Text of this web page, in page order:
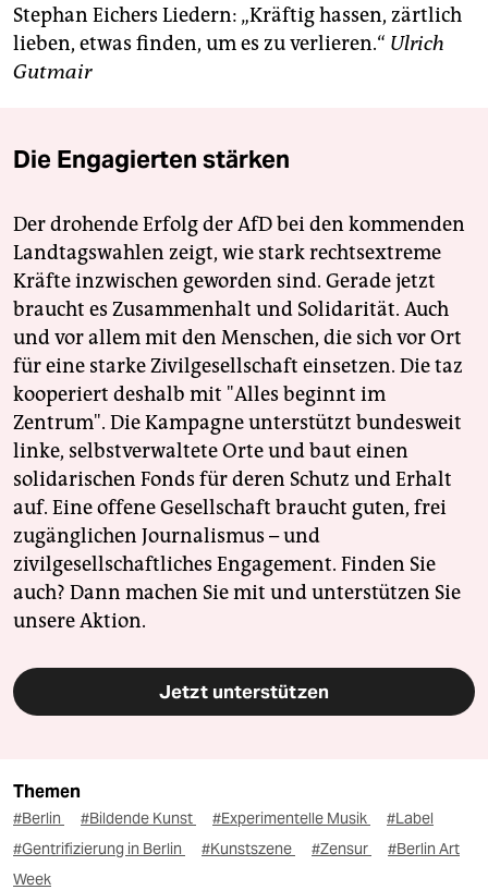
Stephan Eichers Liedern: „Kräftig hassen, zärtlich
lieben, etwas finden, um es zu verlieren.“ Ulrich
Gutmair
Die Engagierten stärken
Der drohende Erfolg der AfD bei den kommenden
Landtagswahlen zeigt, wie stark rechtsextreme
Kräfte inzwischen geworden sind. Gerade jetzt
braucht es Zusammenhalt und Solidarität. Auch
und vor allem mit den Menschen, die sich vor Ort
für eine starke Zivilgesellschaft einsetzen. Die taz
kooperiert deshalb mit "Alles beginnt im
Zentrum". Die Kampagne unterstützt bundesweit
linke, selbstverwaltete Orte und baut einen
solidarischen Fonds für deren Schutz und Erhalt
auf. Eine offene Gesellschaft braucht guten, frei
zugänglichen Journalismus – und
zivilgesellschaftliches Engagement. Finden Sie
auch? Dann machen Sie mit und unterstützen Sie
unsere Aktion.
Jetzt unterstützen
Themen
#Berlin #Bildende Kunst #Experimentelle Musik
#Label
#Gentrifizierung in Berlin
#Kunstszene #Zensur
#Berlin Art
Week